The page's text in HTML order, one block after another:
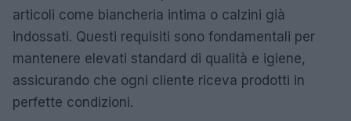
articoli come biancheria intima o calzini già
indossati. Questi requisiti sono fondamentali per
mantenere elevati standard di qualità e igiene,
assicurando che ogni cliente riceva prodotti in
perfette condizioni.